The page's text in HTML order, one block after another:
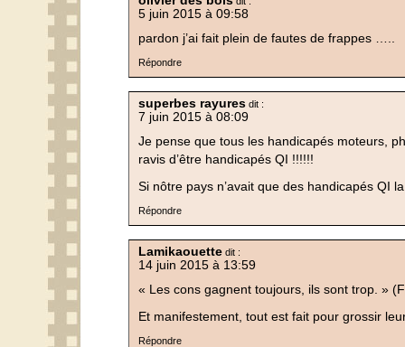
5 juin 2015 à 09:58
pardon j’ai fait plein de fautes de frappes …..
Répondre
superbes rayures dit :
7 juin 2015 à 08:09
Je pense que tous les handicapés moteurs,
ravis d’être handicapés QI !!!!!!
Si nôtre pays n’avait que des handicapés QI
Répondre
Lamikaouette dit :
14 juin 2015 à 13:59
« Les cons gagnent toujours, ils sont trop. »
Et manifestement, tout est fait pour grossir
Répondre